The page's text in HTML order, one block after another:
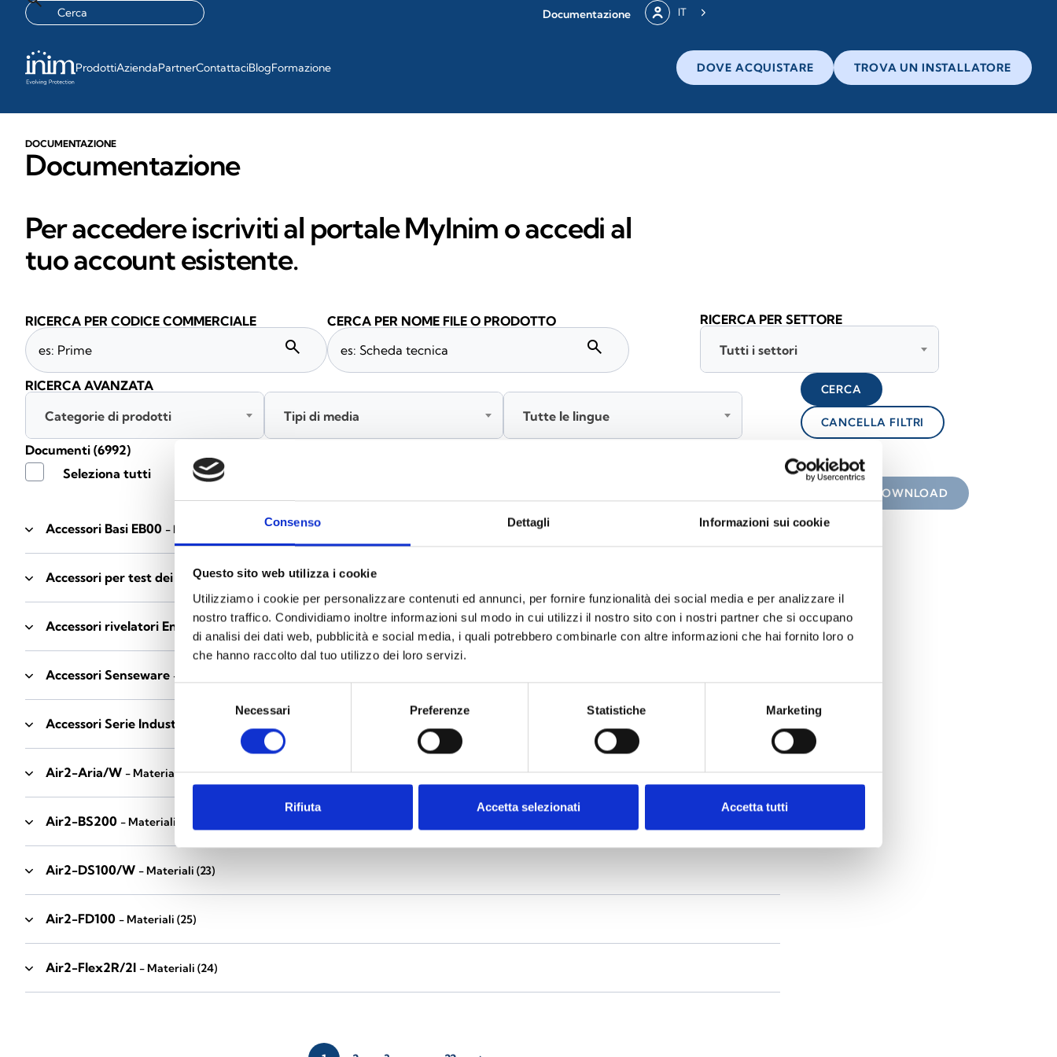
Consenso Dettagli Informazioni sui cookie
Questo sito web utilizza i cookie
Utilizziamo i cookie per personalizzare contenuti ed annunci, per fornire funzionalità dei social media e per analizzare il
nostro traffico. Condividiamo inoltre informazioni sul modo in cui utilizzi il nostro sito con i nostri partner che si occupano
di analisi dei dati web, pubblicità e social media, i quali potrebbero combinarle con altre informazioni che hai fornito loro o
che hanno raccolto dal tuo utilizzo dei loro servizi.
consenso
Necessari Preferenze Statistiche Marketing
Rifiuta Accetta selezionati Accetta tutti
Documentazione IT
ProdottiAziendaPartnerContattaciBlogFormazione DOVE ACQUISTARE TROVA UN INSTALLATORE
DOCUMENTAZIONE
Documentazione
Per accedere iscriviti al portale MyInim o accedi al
tuo account esistente.
Accessori Basi EB00 - Materiali
Accessori per test dei rivelatori - Materiali(6)
Accessori rivelatori Enea - Materiali(35)
Accessori Senseware - Materiali
Accessori Serie Industrial
Air2-Aria/W - Materiali(23)
Air2-BS200 - Materiali
Air2-DS100/W - Materiali (23)
Air2-FD100 - Materiali (25)
Air2-Flex2R/2I - Materiali (24)
Documenti (6992)
Seleziona tutti
DOWNLOAD
RICERCA PER CODICE COMMERCIALE
search
CERCA PER NOME FILE O PRODOTTO
search
RICERCA PER SETTORE
Tutti i settori
RICERCA AVANZATA
Categorie di prodotti
Tipi di media Tutte le lingue
CERCA
CANCELLA FILTRI